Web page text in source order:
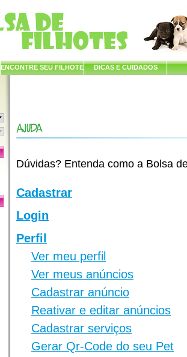
ENCONTRE SEU FILHOTE DICAS E CUIDADOS
Dúvidas? Entenda como a Bolsa
Cadastrar
Login
Perfil
Ver meu perfil
Ver meus anúncios
Cadastrar anúncio
Reativar e editar anúncios
Cadastrar serviços
Gerar Qr-Code do seu Pet